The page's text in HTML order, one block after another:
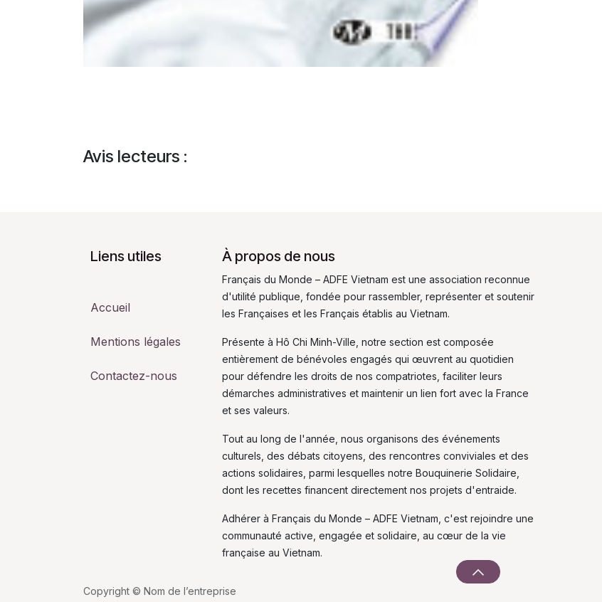
Avis lecteurs :
Liens utiles
Accueil
Mentions légales
Contactez-nous
À propos de nous
Français du Monde – ADFE Vietnam est une association reconnue
d'utilité publique, fondée pour rassembler, représenter et soutenir
les Françaises et les Français établis au Vietnam.
Présente à Hô Chi Minh-Ville, notre section est composée
entièrement de bénévoles engagés qui œuvrent au quotidien
pour défendre les droits de nos compatriotes, faciliter leurs
démarches administratives et maintenir un lien fort avec la France
et ses valeurs.
Tout au long de l'année, nous organisons des événements
culturels, des débats citoyens, des rencontres conviviales et des
actions solidaires, parmi lesquelles notre Bouquinerie Solidaire,
dont les recettes financent directement nos projets d'entraide.
Adhérer à Français du Monde – ADFE Vietnam, c'est rejoindre une
communauté active, engagée et solidaire, au cœur de la vie
française au Vietnam.
Copyright © Nom de l’entreprise